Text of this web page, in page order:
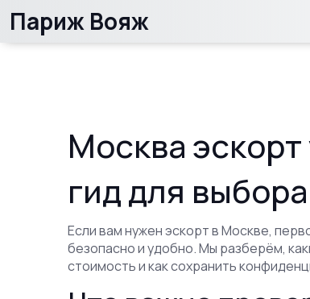
Париж Вояж
Москва
гид для выбора
Если вам нужен эскорт в Москве,
безопасно и удобно. Мы разберём,
стоимость и как сохранить